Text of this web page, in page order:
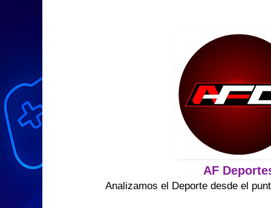
AF
Analizamos el Deporte desde el